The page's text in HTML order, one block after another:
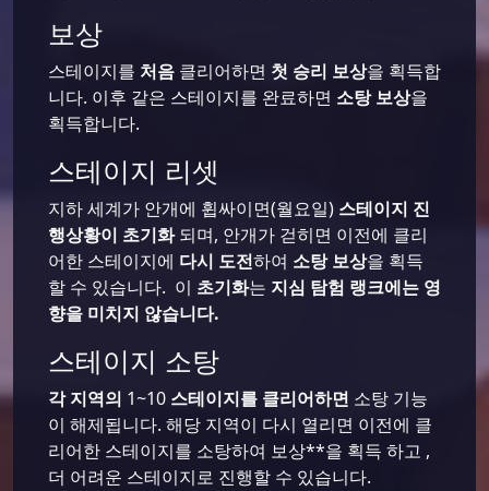
보상
스테이지를 처음 클리어하면 첫 승리 보상을 획득합
니다. 이후 같은 스테이지를 완료하면 소탕 보상을
획득합니다.
스테이지 리셋
지하 세계가 안개에 휩싸이면(월요일) 스테이지 진
행상황이 초기화되며, 안개가 걷히면 이전에 클리
어한 스테이지에 다시 도전하여 소탕 보상을 획득
할 수 있습니다. 이 초기화는 지심 탐험 랭크에는 영
향을 미치지 않습니다.
스테이지 소탕
각 지역의 1~10 스테이지를 클리어하면 소탕 기능
이 해제됩니다. 해당 지역이 다시 열리면 이전에 클
리어한 스테이지를 소탕하여 보상**을 획득 하고 ,
더 어려운 스테이지로 진행할 수 있습니다.